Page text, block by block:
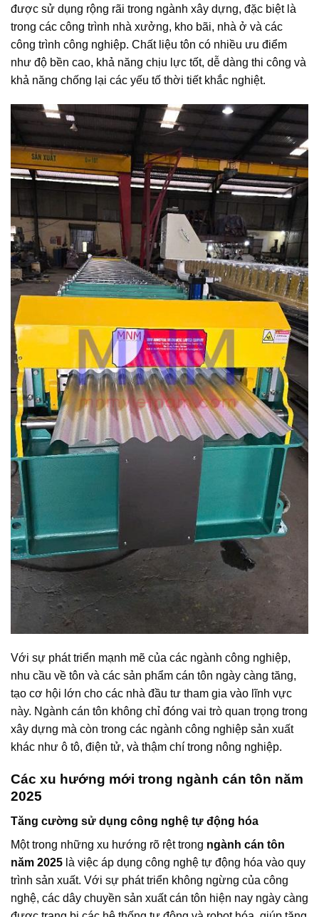
được sử dụng rộng rãi trong ngành xây dựng, đặc biệt là
trong các công trình nhà xưởng, kho bãi, nhà ở và các
công trình công nghiệp. Chất liệu tôn có nhiều ưu điểm
như độ bền cao, khả năng chịu lực tốt, dễ dàng thi công và
khả năng chống lại các yếu tố thời tiết khắc nghiệt.
Với sự phát triển mạnh mẽ của các ngành công nghiệp,
nhu cầu về tôn và các sản phẩm cán tôn ngày càng tăng,
tạo cơ hội lớn cho các nhà đầu tư tham gia vào lĩnh vực
này. Ngành cán tôn không chỉ đóng vai trò quan trọng trong
xây dựng mà còn trong các ngành công nghiệp sản xuất
khác như ô tô, điện tử, và thậm chí trong nông nghiệp.
Các xu hướng mới trong ngành cán tôn năm
2025
Tăng cường sử dụng công nghệ tự động hóa
Một trong những xu hướng rõ rệt trong ngành cán tôn
năm 2025 là việc áp dụng công nghệ tự động hóa vào quy
trình sản xuất. Với sự phát triển không ngừng của công
nghệ, các dây chuyền sản xuất cán tôn hiện nay ngày càng